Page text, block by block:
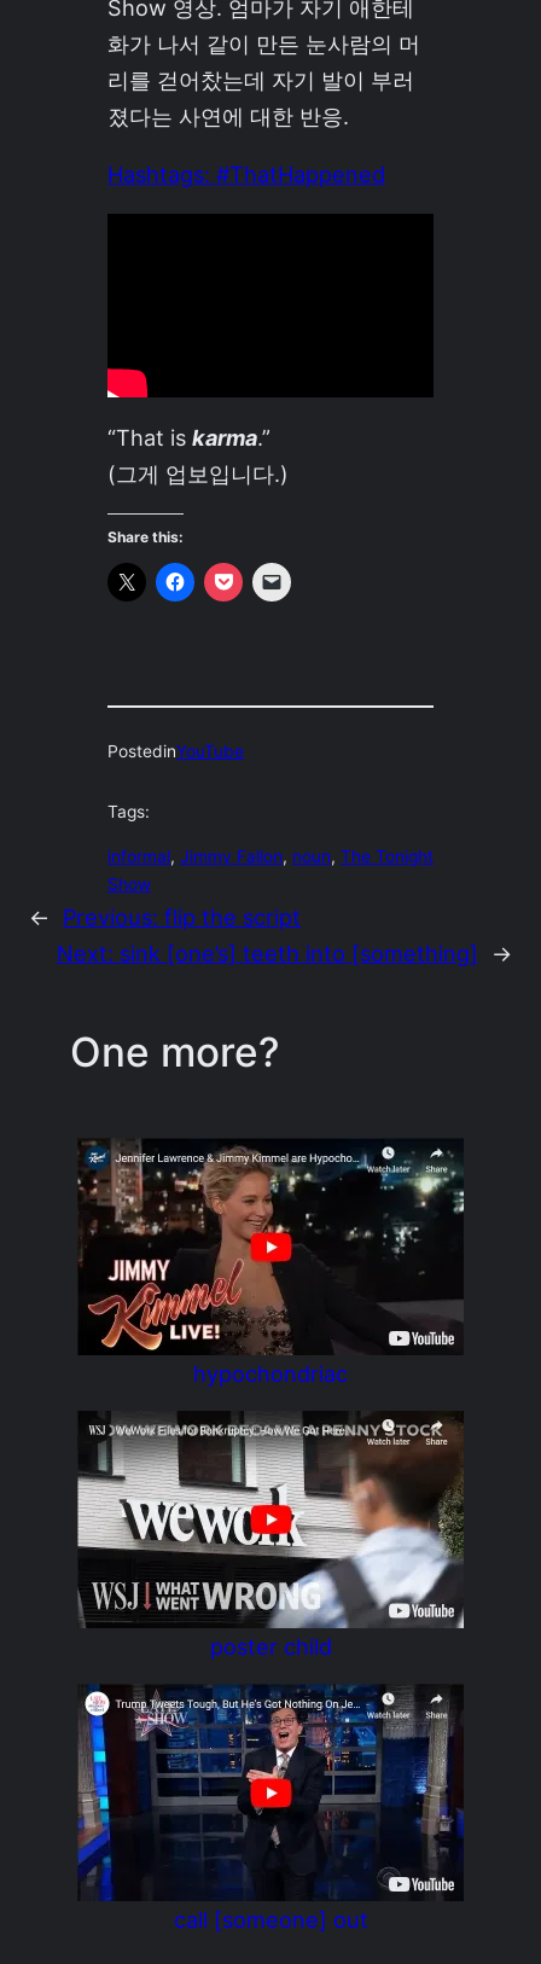
Show 영상. 엄마가 자기 애한테
화가 나서 같이 만든 눈사람의 머
리를 걷어찼는데 자기 발이 부러
졌다는 사연에 대한 반응.
Hashtags: #ThatHappened
“That is karma.”
(그게 업보입니다.)
Share this:
PostedinYouTube
Tags:
informal, Jimmy Fallon, noun, The Tonight
Show
← Previous: flip the script
Next: sink [one’s] teeth into [something] →
One more?
hypochondriac
poster child
call [someone] out